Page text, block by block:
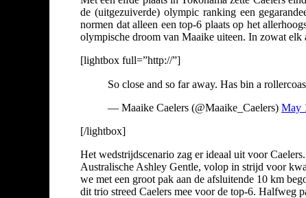
de (uitgezuiverde) olympic ranking een
normen dat alleen een top-6 plaats op het
olympische droom van Maaike uiteen. In zowat
[lightbox full=”http://”]
So close and so far away. Has bin a
— Maaike Caelers (@Maaike_Caelers) May
[/lightbox]
Het wedstrijdscenario zag er ideaal uit voor
Australische Ashley Gentle, volop in strijd voor
we met een groot pak aan de afsluitende 10 km
dit trio streed Caelers mee voor de top-6. Halfweg